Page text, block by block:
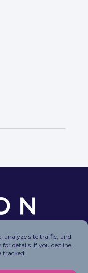
Reserved.